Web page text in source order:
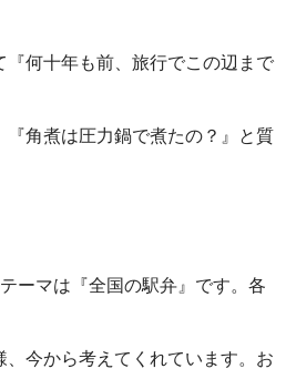
『何十年も前、旅行でこの辺まで
『角煮は圧力鍋で煮たの？』と質
ーマは『全国の駅弁』です。各
今から考えてくれています。 お